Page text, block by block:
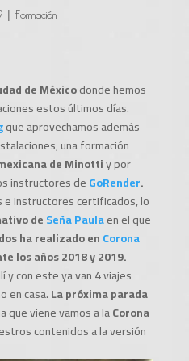
| Formación
de Méxicodonde hemos
estos últimos días.
que aprovechamos además
una formación
de Minottiy por
instructores deGoRender.
e instructores certificados, lo
deSeña Paulaen el que
ha realizado enCorona
los años 2018 y 2019.
y con este ya van 4 viajes
en casa.La próxima parada
que viene vamos a laCorona
contenidos a la versión